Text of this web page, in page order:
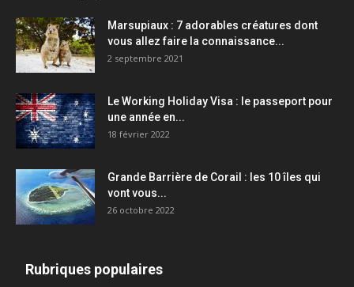
Marsupiaux : 7 adorables créatures dont
vous allez faire la connaissance...
2 septembre 2021
Le Working Holiday Visa : le passeport pour
une année en...
18 février 2022
Grande Barrière de Corail : les 10 îles qui
vont vous...
26 octobre 2022
Rubriques populaires